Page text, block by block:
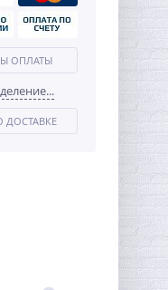
ОПЛАТЫ
ДОСТАВКЕ